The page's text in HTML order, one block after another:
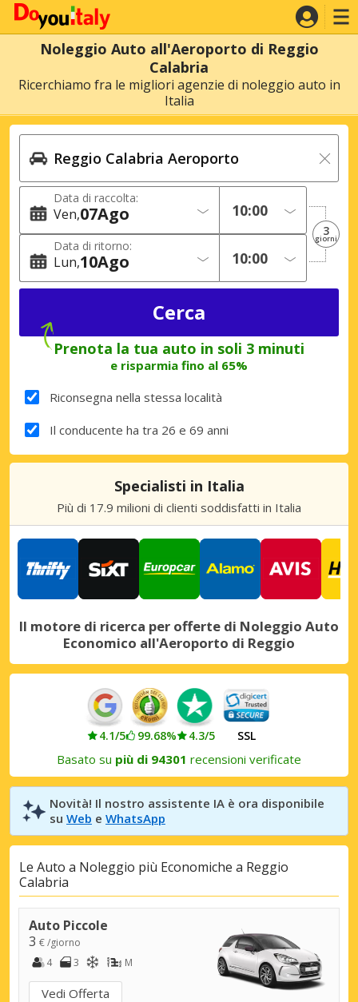
Noleggio Auto all'Aeroporto di Reggio
Calabria
Ricerchiamo fra le migliori agenzie di noleggio auto in
Italia
Data di raccolta:
Ven 07Ago
Data di ritorno:
Lun 10Ago
3
giorni
Prenota la tua auto in soli 3 minuti
e risparmia fino al 65%
Riconsegna nella stessa località
Il conducente ha tra 26 e 69 anni
Specialisti in Italia
Più di 17.9 milioni di clienti soddisfatti in Italia
Il motore di ricerca per offerte di Noleggio Auto
Economico all'Aeroporto di Reggio
4.1/5 99.68% 4.3/5 SSL
Basato su più di 94301 recensioni verificate
Novità! Il nostro assistente IA è ora disponibile
su Web e WhatsApp
Le Auto a Noleggio più Economiche a Reggio
Calabria
Auto Piccole
3 € /giorno
4
3 M
Vedi Offerta